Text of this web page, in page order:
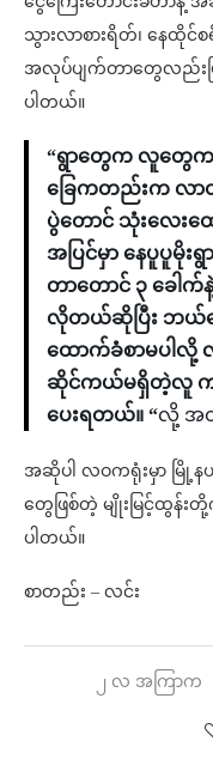
သွားလာစားရိတ်၊ နေထိုင်
အလုပ်ပျက်တာတွေလည်း
ပါတယ်။
“ရွာတွေက လူတွေက
ခြေကတည်းက လာ
ပွဲတောင် သုံးလေးထ
အပြင်မှာ နေပူပူမိုး
တာတောင် ၃ ခေါ
လိုတယ်ဆိုပြီး ဘယ်န
ထောက်ခံစာမပါလို့
ဆိုင်ကယ်မရှိတဲ့လူ ကယ်
ပေးရတယ်။ “လို့ အ
အဆိုပါ လဝကရုံးမှာ မြို့န
တွေဖြစ်တဲ့ မျိုးမြင့်ထွန်
ပါတယ်။
စာတည်း – လင်း
၂ လ အကြာက